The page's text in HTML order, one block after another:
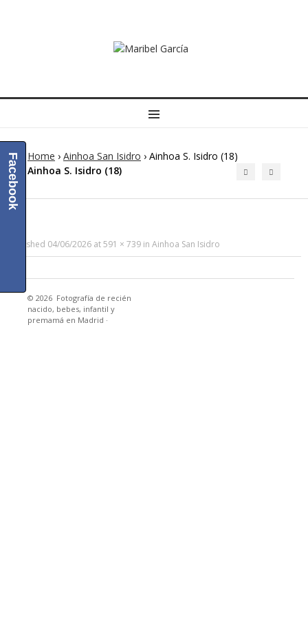
MENU
Home › Ainhoa San Isidro › Ainhoa S. Isidro (18)
Ainhoa S. Isidro (18)
Published 04/06/2026 at591 × 739 in Ainhoa San Isidro
© 2026 Fotografía de recién
nacido, bebes, infantil y
premamá en Madrid ·
Facebook